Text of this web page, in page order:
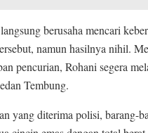
berusaha mencari
namun hasilnya nihil.
pencurian, Rohani segera
Tembung.
yang diterima polisi, barang-